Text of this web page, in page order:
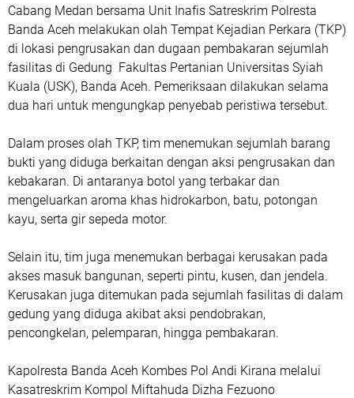
Cabang Medan bersama Unit Inafis Satreskrim Polresta
Banda Aceh melakukan olah Tempat Kejadian Perkara (TKP)
di lokasi pengrusakan dan dugaan pembakaran sejumlah
fasilitas di Gedung Fakultas Pertanian Universitas Syiah
Kuala (USK), Banda Aceh. Pemeriksaan dilakukan selama
dua hari untuk mengungkap penyebab peristiwa tersebut.
Dalam proses olah TKP, tim menemukan sejumlah barang
bukti yang diduga berkaitan dengan aksi pengrusakan dan
kebakaran. Di antaranya botol yang terbakar dan
mengeluarkan aroma khas hidrokarbon, batu, potongan
kayu, serta gir sepeda motor.
Selain itu, tim juga menemukan berbagai kerusakan pada
akses masuk bangunan, seperti pintu, kusen, dan jendela.
Kerusakan juga ditemukan pada sejumlah fasilitas di dalam
gedung yang diduga akibat aksi pendobrakan,
pencongkelan, pelemparan, hingga pembakaran.
Kapolresta Banda Aceh Kombes Pol Andi Kirana melalui
Kasatreskrim Kompol Miftahuda Dizha Fezuono